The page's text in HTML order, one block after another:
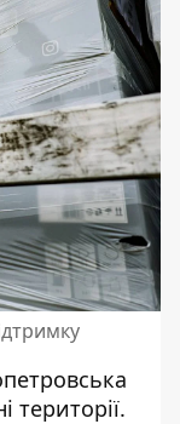
території.